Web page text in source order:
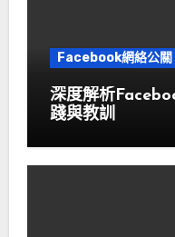
Facebook網絡公關
深度解析
踐與教訓